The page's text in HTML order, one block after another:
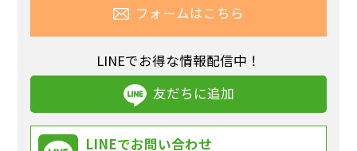
フォームはこちら
LINEでお得な情報配信中！
友だちに追加
LINEでお問い合わせ